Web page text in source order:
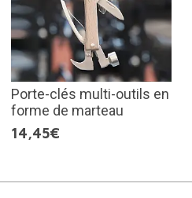
Porte-clés multi-outils en
forme de marteau
14,45€